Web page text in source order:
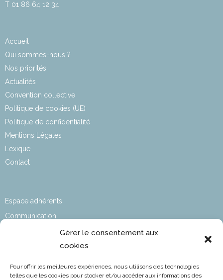
Gérer le consentement aux
cookies
Pour offrir les meilleures expériences, nous utilisons des technologies
telles que les cookies pour stocker et/ou accéder aux informations des
T 01 86 64 12 34
Accueil
Qui sommes-nous ?
Nos priorités
Actualités
Convention collective
Politique de cookies (UE)
Politique de confidentialité
Mentions Légales
Lexique
Contact
Espace adhérents
Communication
Développement durable
Affaires Aéroportuaires